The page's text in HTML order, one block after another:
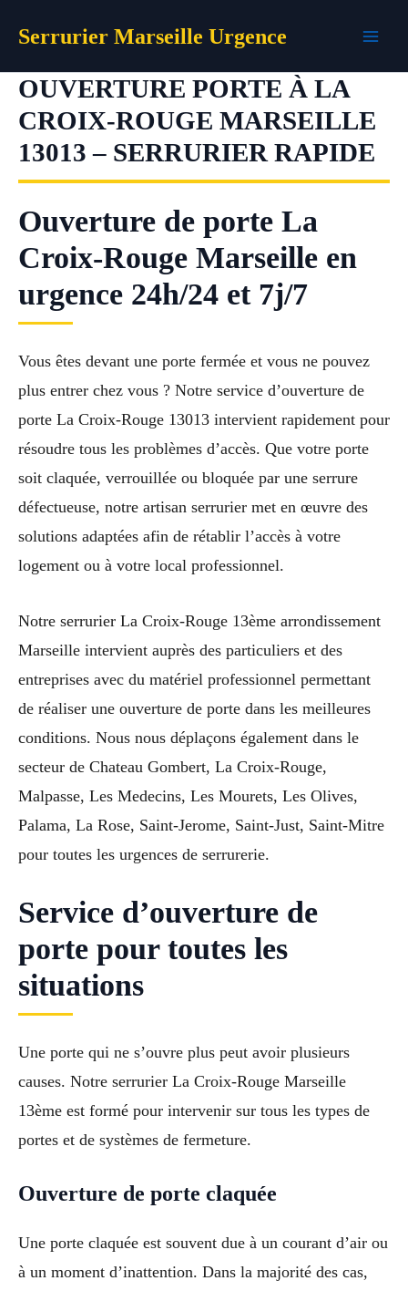
Serrurier Marseille Urgence
OUVERTURE PORTE À LA
CROIX-ROUGE MARSEILLE
13013 – SERRURIER RAPIDE
Ouverture de porte La
Croix-Rouge Marseille en
urgence 24h/24 et 7j/7
Vous êtes devant une porte fermée et vous ne pouvez
plus entrer chez vous ? Notre service d’ouverture de
porte La Croix-Rouge 13013 intervient rapidement pour
résoudre tous les problèmes d’accès. Que votre porte
soit claquée, verrouillée ou bloquée par une serrure
défectueuse, notre artisan serrurier met en œuvre des
solutions adaptées afin de rétablir l’accès à votre
logement ou à votre local professionnel.
Notre serrurier La Croix-Rouge 13ème arrondissement
Marseille intervient auprès des particuliers et des
entreprises avec du matériel professionnel permettant
de réaliser une ouverture de porte dans les meilleures
conditions. Nous nous déplaçons également dans le
secteur de Chateau Gombert, La Croix-Rouge,
Malpasse, Les Medecins, Les Mourets, Les Olives,
Palama, La Rose, Saint-Jerome, Saint-Just, Saint-Mitre
pour toutes les urgences de serrurerie.
Service d’ouverture de
porte pour toutes les
situations
Une porte qui ne s’ouvre plus peut avoir plusieurs
causes. Notre serrurier La Croix-Rouge Marseille
13ème est formé pour intervenir sur tous les types de
portes et de systèmes de fermeture.
Ouverture de porte claquée
Une porte claquée est souvent due à un courant d’air ou
à un moment d’inattention. Dans la majorité des cas,